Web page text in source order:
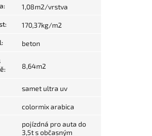
: 1,08m2/vrstva
: 170,37kg/m2
: beton
: 8,64m2
samet ultra uv
colormix arabica
pojízdná pro auta do
3,5t s občasným